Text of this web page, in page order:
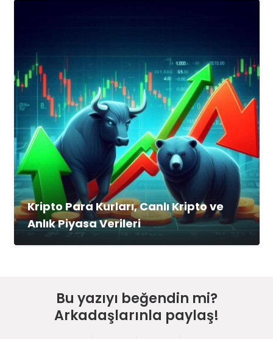
Kripto Para Kurları, Canlı Kripto ve
Anlık Piyasa Verileri
Bu yazıyı beğendin mi?
Arkadaşlarınla paylaş!